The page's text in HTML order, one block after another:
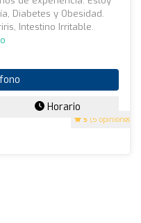
5 (5 opiniones)
Diabetes y Obesidad.
Intestino Irritable.
Horario